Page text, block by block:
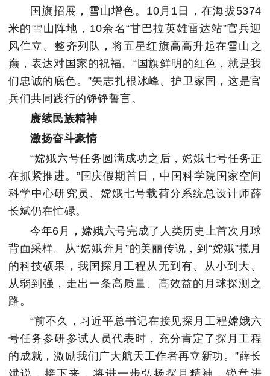
国旗招展，雪山增色。10月1日，在海拔5374
米的雪山阵地，10余名“甘巴拉英雄雷达站”官兵迎
风伫立、整齐列队，将五星红旗高高升起在雪山之
巅，表达对国家的祝福。“国旗鲜明的红色，就是我
们忠诚的底色。”矢志扎根冰峰、护卫家国，这是官
兵们共同践行的铮铮誓言。
赓续民族精神
激扬奋斗豪情
“嫦娥六号任务圆满成功之后，嫦娥七号任务正
在抓紧推进。”国庆假期首日，中国科学院国家空间
科学中心研究员、嫦娥七号载荷分系统总设计师薛
长斌仍在忙碌。
今年6月，嫦娥六号完成了人类历史上首次月球
背面采样。从“嫦娥奔月”的美丽传说，到“嫦娥”揽月
的科技硕果，我国探月工程从无到有、从小到大、
从弱到强，走出一条高质量、高效益的月球探测之
路。
“前不久，习近平总书记在接见探月工程嫦娥六
号任务参研参试人员代表时，充分肯定了探月工程
的成就，激励我们广大航天工作者再立新功。”薛长